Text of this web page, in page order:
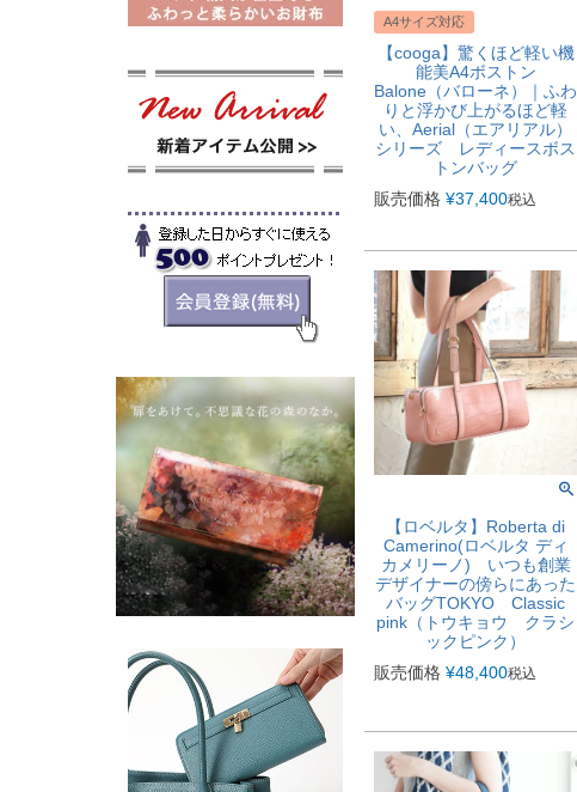
A4サイズ対応
【cooga】驚くほど軽い機
能美A4ボストン
Balone（バローネ）｜ふわ
りと浮かび上がるほど軽
い、Aerial（エアリアル）
シリーズ レディースボス
トンバッグ
販売価格 ¥37,400税込
【ロベルタ】Roberta di
Camerino(ロベルタ ディ
カメリーノ) いつも創業
デザイナーの傍らにあった
バッグTOKYO Classic
pink（トウキョウ クラシ
ックピンク）
販売価格 ¥48,400税込